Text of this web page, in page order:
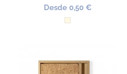
Desde 0,50 €
Natural